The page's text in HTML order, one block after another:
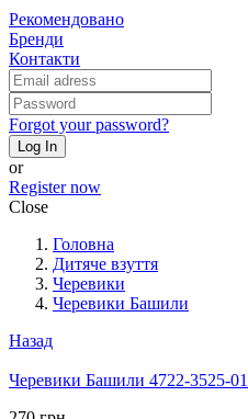
Рекомендовано
Бренди
Контакти
Forgot your password?
Log In
or
Register now
Close
Головна
Дитяче взуття
Черевики
Черевики Башили
Назад
Черевики Башили 4722-3525-01